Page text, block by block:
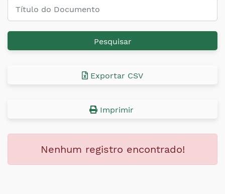
Pesquisar
Exportar CSV
Imprimir
Nenhum registro encontrado!